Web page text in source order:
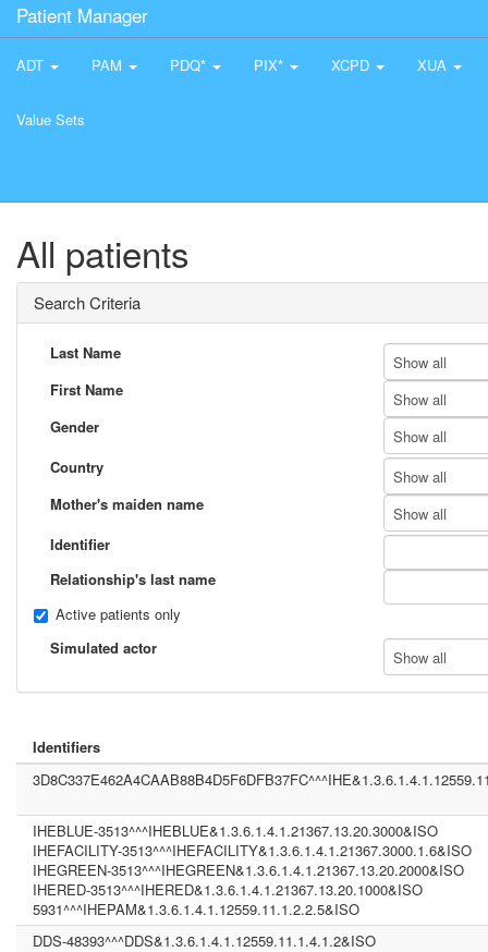
Patient Manager
ADT PAM PDQ* PIX* XCPD XUA
Value Sets
All patients
Search Criteria
Last Name
Show all
First Name
Show all
Gender
Show all
Country
Show all
Mother's maiden name
Show all
Identifier
Relationship's last name
Active patients only
Simulated actor
Show all
Identifiers
IHEBLUE-3513^^^IHEBLUE&1.3.6.1.4.1.21367.13.20.3000&ISO
IHEFACILITY-3513^^^IHEFACILITY&1.3.6.1.4.1.21367.3000.1.6&ISO
IHEGREEN-3513^^^IHEGREEN&1.3.6.1.4.1.21367.13.20.2000&ISO
IHERED-3513^^^IHERED&1.3.6.1.4.1.21367.13.20.1000&ISO
5931^^^IHEPAM&1.3.6.1.4.1.12559.11.1.2.2.5&ISO
DDS-48393^^^DDS&1.3.6.1.4.1.12559.11.1.4.1.2&ISO